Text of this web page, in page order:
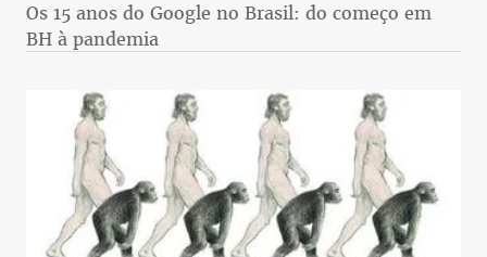
Os 15 anos do Google no Brasil: do começo em
BH à pandemia